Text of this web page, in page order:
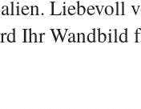
Liebevoll
Ihr Wandbild